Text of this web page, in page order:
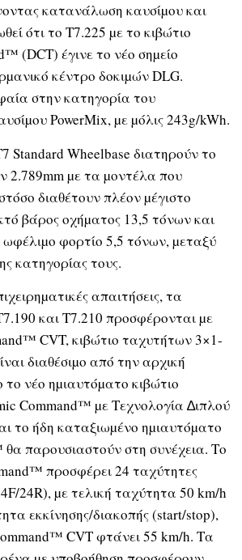
κατανάλωση καυσίµου και
ότι το T7.225 µε το κιβώτιο
(DCT) έγινε το νέο σηµείο
κέντρο δοκιµών DLG.
στην κατηγορία του
PowerMix, µε µόλις 243g/kWh.
Standard Wheelbase διατηρούν το
2.789mm µε τα µοντέλα που
διαθέτουν πλέον µέγιστο
βάρος οχήµατος 13,5 τόνων και
ωφέλιµο φορτίο 5,5 τόνων, µεταξύ
κατηγορίας τους.
απαιτήσεις, τα
και T7.210 προσφέρονται µε
CVT, κιβώτιο ταχυτήτων 3×1-
διαθέσιµο από την αρχική
νέο ηµιαυτόµατο κιβώτιο
Command™ µε Τεχνολογία ∆ιπλού
το ήδη καταξιωµένο ηµιαυτόµατο
παρουσιαστούν στη συνέχεια. Το
προσφέρει 24 ταχύτητες
24R), µε τελική ταχύτητα 50 km/h
εκκίνησης/διακοπής (start/stop),
CVT φτάνει 55 km/h. Τα